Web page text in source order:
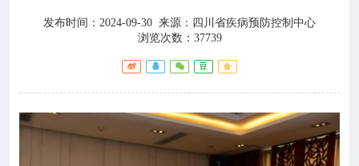
工作重点 
专业服务 

发布时间：2024-09-30 来源： 四川省疾病预防控制中心
浏览次数：37739